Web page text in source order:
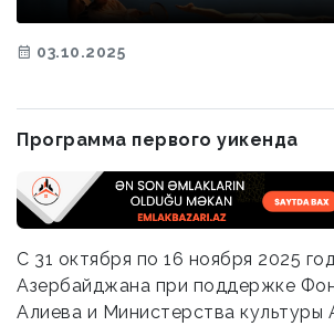
03.10.2025
Программа первого уикенда
С 31 октября по 16 ноября 2025
Азербайджана при поддержке
Алиева и Министерства культуры